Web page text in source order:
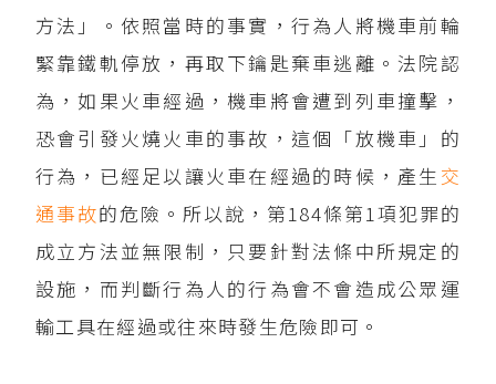
方法」。依照當時的事實，行為人將機車前輪
緊靠鐵軌停放，再取下鑰匙棄車逃離。法院認
為，如果火車經過，機車將會遭到列車撞擊，
恐會引發火燒火車的事故，這個「放機車」的
行為，已經足以讓火車在經過的時候，產生 交
通事故的危險。所以說，第184條第1項犯罪的
成立方法並無限制，只要針對法條中所規定的
設施，而判斷行為人的行為會不會造成公眾運
輸工具在經過或往來時發生危險即可。